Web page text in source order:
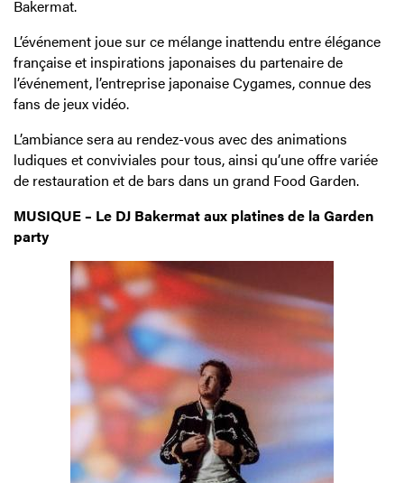
Bakermat.
L’événement joue sur ce mélange inattendu entre élégance
française et inspirations japonaises du partenaire de
l’événement, l’entreprise japonaise Cygames, connue des
fans de jeux vidéo.
L’ambiance sera au rendez-vous avec des animations
ludiques et conviviales pour tous, ainsi qu’une offre variée
de restauration et de bars dans un grand Food Garden.
MUSIQUE – Le DJ Bakermat aux platines de la Garden
party